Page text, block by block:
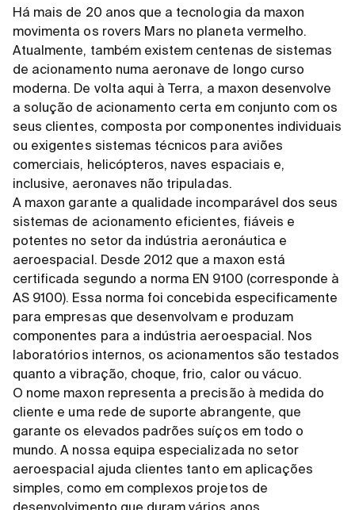
Há mais de 20 anos que a tecnologia da maxon
movimenta os rovers Mars no planeta vermelho.
Atualmente, também existem centenas de sistemas
de acionamento numa aeronave de longo curso
moderna. De volta aqui à Terra, a maxon desenvolve
a solução de acionamento certa em conjunto com os
seus clientes, composta por componentes individuais
ou exigentes sistemas técnicos para aviões
comerciais, helicópteros, naves espaciais e,
inclusive, aeronaves não tripuladas.
A maxon garante a qualidade incomparável dos seus
sistemas de acionamento eficientes, fiáveis e
potentes no setor da indústria aeronáutica e
aeroespacial. Desde 2012 que a maxon está
certificada segundo a norma EN 9100 (corresponde à
AS 9100). Essa norma foi concebida especificamente
para empresas que desenvolvam e produzam
componentes para a indústria aeroespacial. Nos
laboratórios internos, os acionamentos são testados
quanto a vibração, choque, frio, calor ou vácuo.
O nome maxon representa a precisão à medida do
cliente e uma rede de suporte abrangente, que
garante os elevados padrões suíços em todo o
mundo. A nossa equipa especializada no setor
aeroespacial ajuda clientes tanto em aplicações
simples, como em complexos projetos de